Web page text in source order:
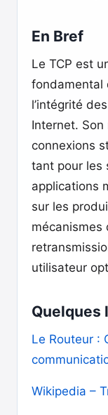
En Bref
Le TCP est
fondamental
l’intégrité
Internet. Son
connexions
tant pour les
applications
sur les
mécanismes
utilisateur
Quelques
Le Routeur :
Wikipedia –